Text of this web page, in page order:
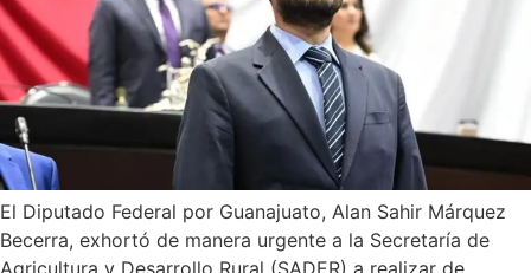
El Diputado Federal por Guanajuato, Alan Sahir Márquez
Becerra, exhortó de manera urgente a la Secretaría de
Agricultura y Desarrollo Rural (SADER) a realizar de